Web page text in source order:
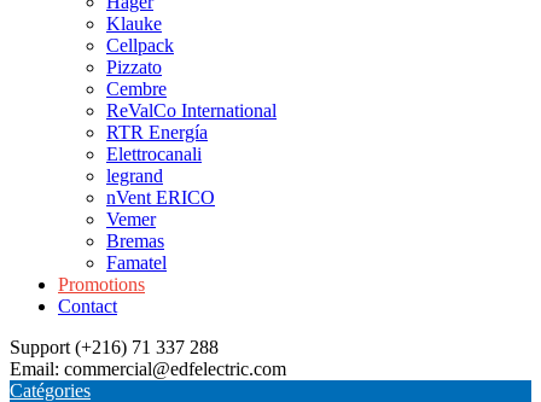
Klauke
Cellpack
Pizzato
Cembre
ReValCo International
RTR Energía
Elettrocanali
legrand
nVent ERICO
Vemer
Bremas
Famatel
Promotions
Contact
Support (+216) 71 337 288
Email: commercial@edfelectric.com
Catégories